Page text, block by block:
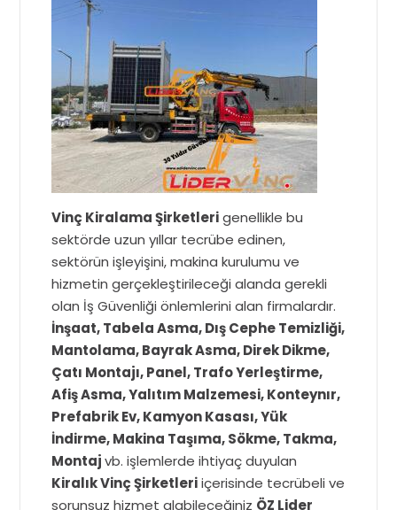
Vinç Kiralama Şirketlerigenellikle bu
sektörde uzun yıllar tecrübe edinen,
sektörün işleyişini, makina kurulumu ve
hizmetin gerçekleştirileceği alanda gerekli
olan İş Güvenliği önlemlerini alan firmalardır.
İnşaat, Tabela Asma, Dış Cephe Temizliği,
Mantolama, Bayrak Asma, Direk Dikme,
Çatı Montajı, Panel, Trafo Yerleştirme,
Afiş Asma, Yalıtım Malzemesi, Konteynır,
Prefabrik Ev, Kamyon Kasası, Yük
İndirme, Makina Taşıma, Sökme, Takma,
Montajvb. işlemlerde ihtiyaç duyulan
Kiralık Vinç Şirketleriiçerisinde tecrübeli ve
sorunsuz hizmet alabileceğiniz ÖZ Lider